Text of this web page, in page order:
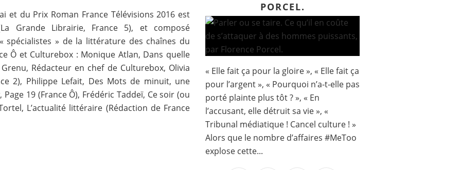
et du Prix Roman France Télévisions 2016 est
Grande Librairie, France 5), et composé
spécialistes » de la littérature des chaînes du
Ô et Culturebox : Monique Atlan, Dans quelle
Rédacteur en chef de Culturebox, Olivia
2), Philippe Lefait, Des Mots de minuit, une
19 (France Ô), Frédéric Taddeï, Ce soir (ou
L’actualité littéraire (Rédaction de France
PORCEL.
« Elle fait ça pour la gloire », « Elle fait ça
pour l’argent », « Pourquoi n’a-t-elle pas
porté plainte plus tôt ? », « En
l’accusant, elle détruit sa vie », «
Tribunal médiatique ! Cancel culture ! »
Alors que le nombre d’affaires #MeToo
explose cette...